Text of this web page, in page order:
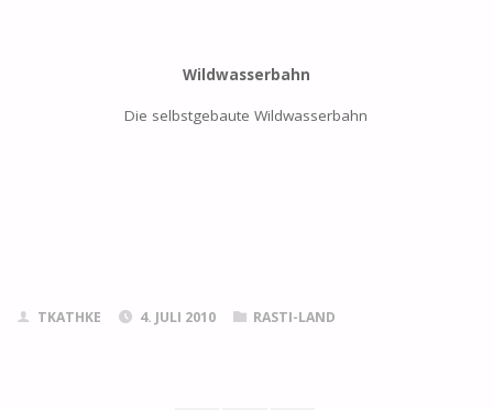
Wildwasserbahn
Die selbstgebaute Wildwasserbahn
TKATHKE 4. JULI 2010 RASTI-LAND